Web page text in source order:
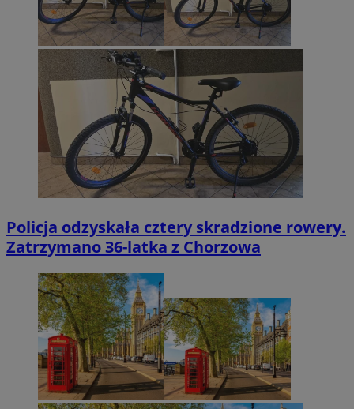
Policja odzyskała cztery skradzione rowery.
Zatrzymano 36-latka z Chorzowa